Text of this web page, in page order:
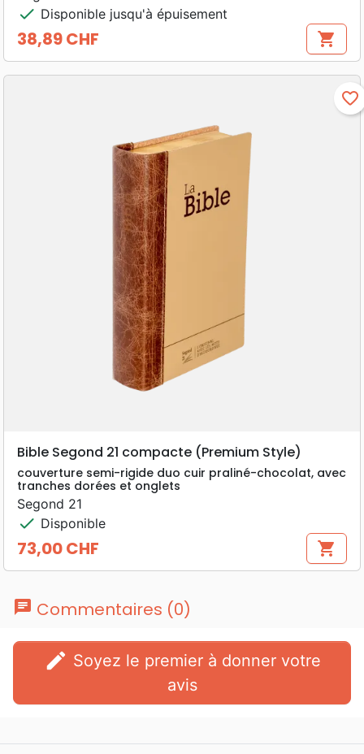
check Disponible jusqu'à épuisement
Prix
38,89 CHF shopping_cart
favorite_border
Bible Segond 21 compacte (Premium Style)
couverture semi-rigide duo cuir praliné-chocolat, avec
tranches dorées et onglets
Segond 21
check Disponible
Prix
73,00 CHF shopping_cart
chat Commentaires (0)
edit
avis